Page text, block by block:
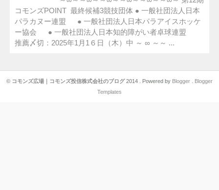
コモンズPOINT 最終候補3競技団体 ● 一般社団法人日本
パラカヌー連盟 ● 一般社団法人日本パラアイスホッケ
ー協会 ● 一般社団法人日本知的障がい者卓球連盟
推薦〆切：2025年1月1６日（木）中 ～ ∞ ～～ ...
© コモンズ広場｜コモンズ投信株式会社のブログ2014 . Powered by Blogger
Blogger
Templates